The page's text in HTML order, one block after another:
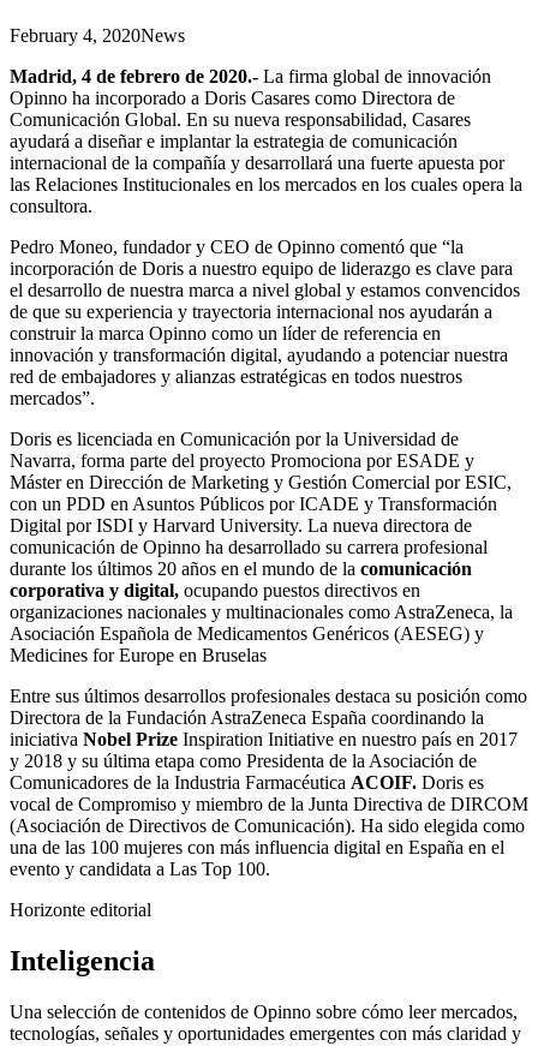
February 4, 2020News
Madrid, 4 de febrero de 2020.- La firma global de innovación
Opinno ha incorporado a Doris Casares como Directora de
Comunicación Global. En su nueva responsabilidad, Casares
ayudará a diseñar e implantar la estrategia de comunicación
internacional de la compañía y desarrollará una fuerte apuesta por
las Relaciones Institucionales en los mercados en los cuales opera la
consultora.
Pedro Moneo, fundador y CEO de Opinno comentó que “la
incorporación de Doris a nuestro equipo de liderazgo es clave para
el desarrollo de nuestra marca a nivel global y estamos convencidos
de que su experiencia y trayectoria internacional nos ayudarán a
construir la marca Opinno como un líder de referencia en
innovación y transformación digital, ayudando a potenciar nuestra
red de embajadores y alianzas estratégicas en todos nuestros
mercados”.
Doris es licenciada en Comunicación por la Universidad de
Navarra, forma parte del proyecto Promociona por ESADE y
Máster en Dirección de Marketing y Gestión Comercial por ESIC,
con un PDD en Asuntos Públicos por ICADE y Transformación
Digital por ISDI y Harvard University. La nueva directora de
comunicación de Opinno ha desarrollado su carrera profesional
durante los últimos 20 años en el mundo de la comunicación
corporativa y digital, ocupando puestos directivos en
organizaciones nacionales y multinacionales como AstraZeneca, la
Asociación Española de Medicamentos Genéricos (AESEG) y
Medicines for Europe en Bruselas
Entre sus últimos desarrollos profesionales destaca su posición como
Directora de la Fundación AstraZeneca España coordinando la
iniciativa Nobel Prize Inspiration Initiative en nuestro país en 2017
y 2018 y su última etapa como Presidenta de la Asociación de
Comunicadores de la Industria Farmacéutica ACOIF. Doris es
vocal de Compromiso y miembro de la Junta Directiva de DIRCOM
(Asociación de Directivos de Comunicación). Ha sido elegida como
una de las 100 mujeres con más influencia digital en España en el
evento y candidata a Las Top 100.
Horizonte editorial
Inteligencia
Una selección de contenidos de Opinno sobre cómo leer mercados,
tecnologías, señales y oportunidades emergentes con más claridad y